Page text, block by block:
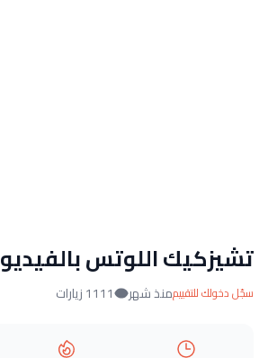
تشيزكيك اللوتس بالفيديو
سجّل دخولك للتقييممنذ شهر 1111 زيارات